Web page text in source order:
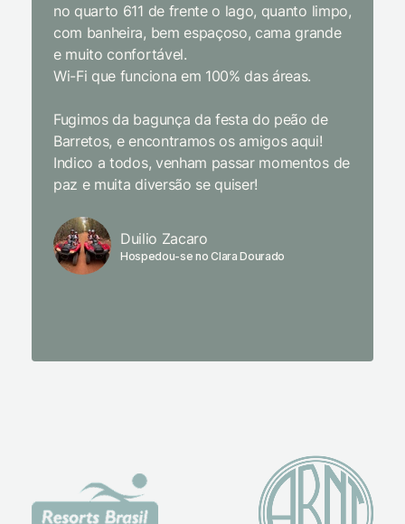
no quarto 611 de frente o lago, quanto limpo,
com banheira, bem espaçoso, cama grande
e muito confortável.
Wi-Fi que funciona em 100% das áreas.
Fugimos da bagunça da festa do peão de
Barretos, e encontramos os amigos aqui!
Indico a todos, venham passar momentos de
paz e muita diversão se quiser!
Duilio Zacaro
Hospedou-se no Clara Dourado